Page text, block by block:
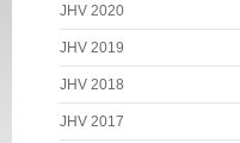
JHV 2020
JHV 2019
JHV 2018
JHV 2017